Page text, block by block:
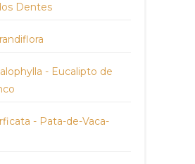
Dentes
- Eucalipto de
- Pata-de-Vaca-